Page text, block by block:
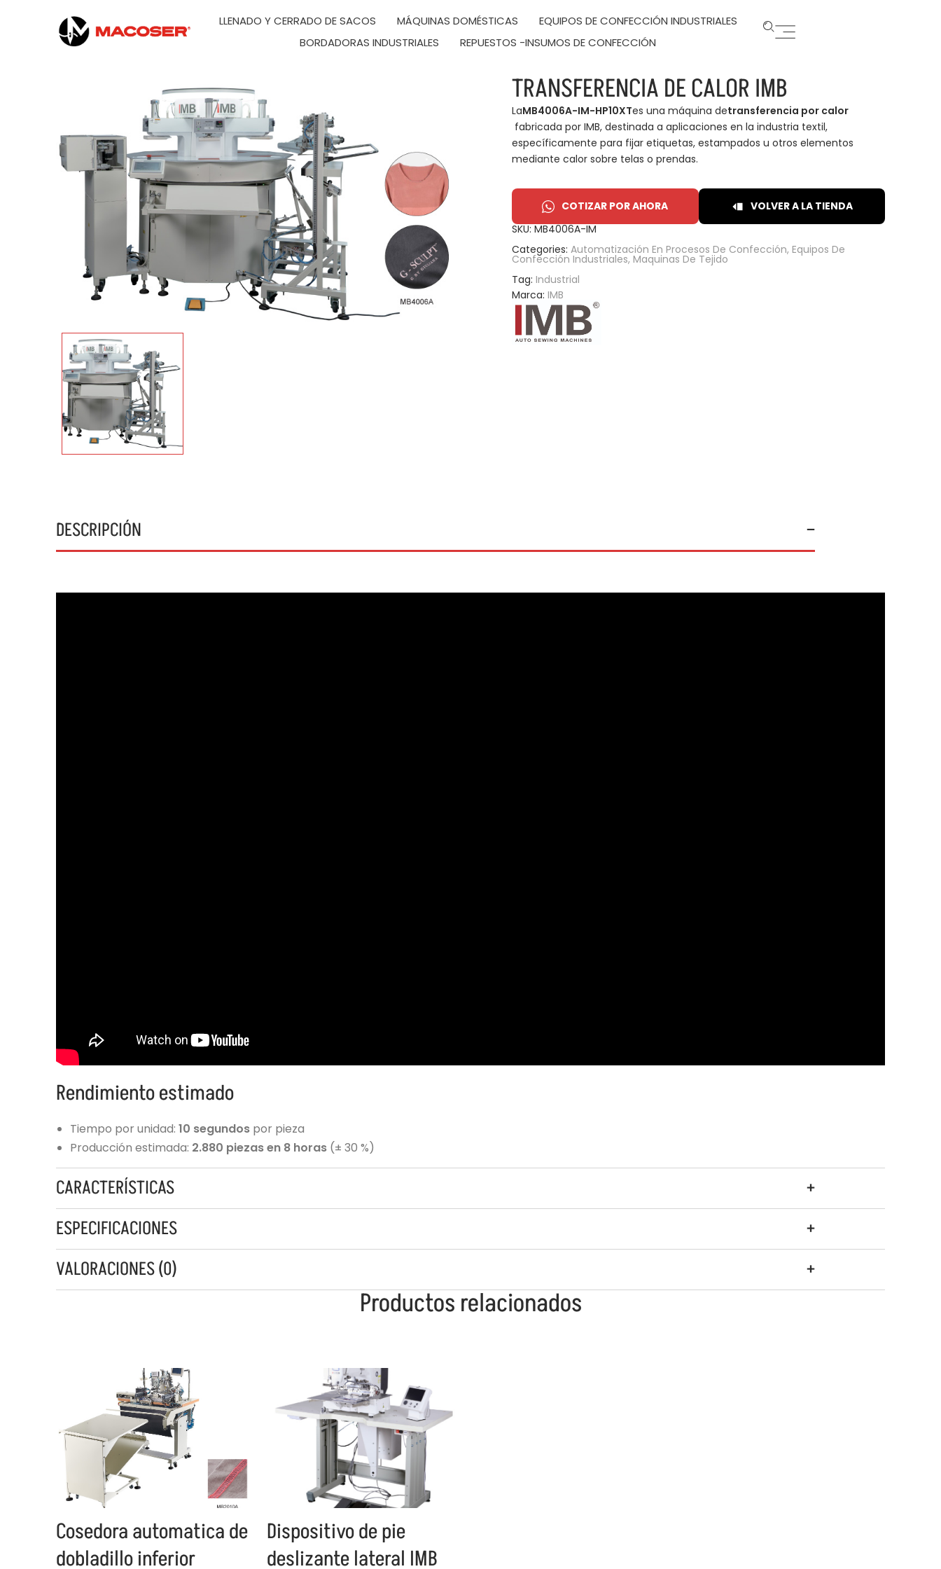
LLENADO Y CERRADO DE SACOS MÁQUINAS DOMÉSTICAS
EQUIPOS DE CONFECCIÓN INDUSTRIALES
BORDADORAS INDUSTRIALES
REPUESTOS -INSUMOS DE CONFECCIÓN
TRANSFERENCIA DE CALOR IMB
LaMB4006A-IM-HP10XTes una máquina detransferencia por calor
fabricada por IMB, destinada a aplicaciones en la industria textil,
específicamente para fijar etiquetas, estampados u otros elementos
mediante calor sobre telas o prendas.
COTIZAR POR AHORA
VOLVER A LA TIENDA
SKU: MB4006A-IM
Categories: Automatización En Procesos De Confección,Equipos De
Confección Industriales,Maquinas De Tejido
Tag: Industrial
Marca:IMB
DESCRIPCIÓN
Rendimiento estimado
Tiempo por unidad: 10 segundos por pieza
Producción estimada: 2.880 piezas en 8 horas (± 30 %)
CARACTERÍSTICAS
ESPECIFICACIONES
VALORACIONES (0)
Productos relacionados
Cosedora automatica de
dobladillo inferior
Dispositivo de pie
deslizante lateral IMB